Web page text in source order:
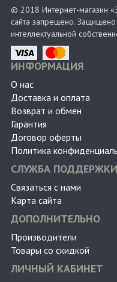
© 2018 Интернет-магазин
сайта запрещено.
интеллектуальной
ИНФОРМАЦИЯ
О нас
Доставка и оплата
Возврат и обмен
Гарантия
Договор оферты
Политика
СЛУЖБА ПОДДЕРЖКИ
Связаться с нами
Карта сайта
ДОПОЛНИТЕЛЬНО
Производители
Товары со скидкой
ЛИЧНЫЙ КАБИНЕТ